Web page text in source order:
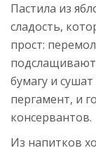
Пастила из
сладость,
прост:
бумагу и
пергамент, и
консервантов.
Из напитков